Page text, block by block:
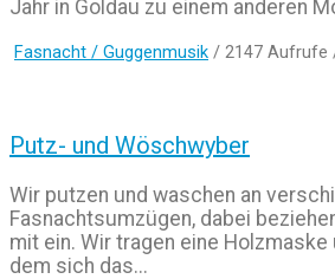
Jahr in Goldau zu einem anderen
Fasnacht / Guggenmusik / 2147 Aufrufe
Putz- und Wöschwyber
Wir putzen und waschen an
Fasnachtsumzügen, dabei
mit ein. Wir tragen eine Holzmaske
dem sich das...